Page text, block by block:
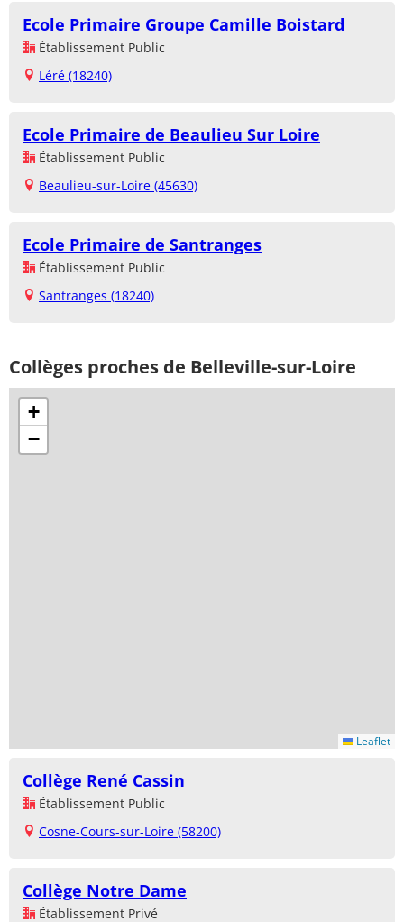
Ecole Primaire Groupe Camille Boistard
Établissement Public
Léré (18240)
Ecole Primaire de Beaulieu Sur Loire
Établissement Public
Beaulieu-sur-Loire (45630)
Ecole Primaire de Santranges
Établissement Public
Santranges (18240)
Collèges proches de Belleville-sur-Loire
+
−
Leaflet
Collège René Cassin
Établissement Public
Cosne-Cours-sur-Loire (58200)
Collège Notre Dame
Établissement Privé